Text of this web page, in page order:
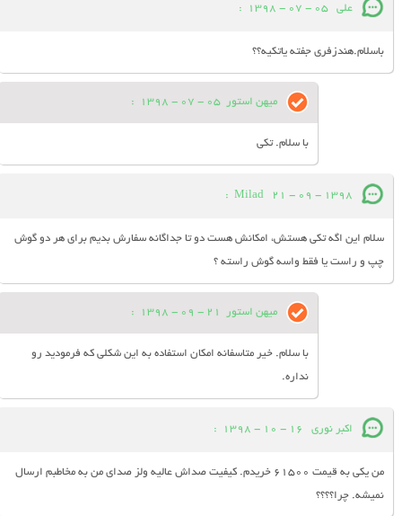
علی 05 - 07 - 1398
:
باسلام.هندزفری جفته یاتکیه؟؟
میهن استور 05 - 07 - 1398
:
با سلام. تکی
Milad 21 - 09 - 1398
:
سلام این اگه تکی هستش، امکانش هست دو تا جداگانه سفارش بدیم برای هر دو گوش
چپ و راست یا فقط واسه گوش راسته ؟
میهن استور 21 - 09 - 1398
:
با سلام. خیر متاسفانه امکان استفاده به این شکلی که فرمودید رو
نداره.
اکبر نوری 16 - 10 - 1398
:
من یکی به قیمت ۶۱۵۰۰ خریدم. کیفیت صداش عالیه ولز صدای من به مخاطبم ارسال
نمیشه. چرا؟؟؟؟